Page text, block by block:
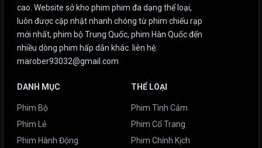
cao. Website sở kho phim phim đa dạng thể loại,
luôn được cập nhật nhanh chóng từ phim chiếu rạp
mới nhất, phim bộ Trung Quốc, phim Hàn Quốc đến
nhiều dòng phim hấp dẫn khác. liên hệ:
marober93032@gmail.com
DANH MỤC
Phim Bộ
Phim Lẻ
Phim Hành Động
THỂ LOẠI
Phim Tình Cảm
Phim Cổ Trang
Phim Chính Kịch